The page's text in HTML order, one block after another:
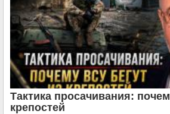
Тактика просачивания:
крепостей